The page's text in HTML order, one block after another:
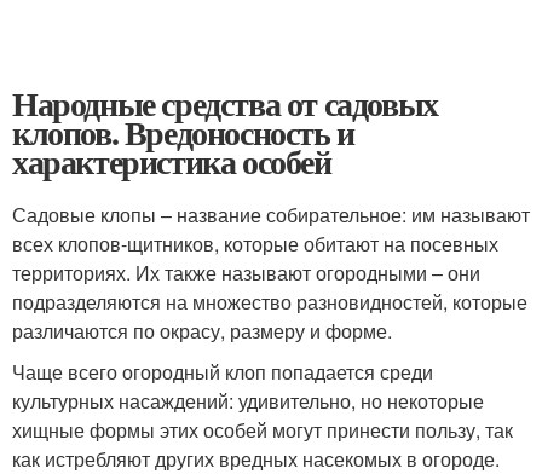
Народные средства от садовых
клопов. Вредоносность и
характеристика особей
Садовые клопы – название собирательное: им называют
всех клопов-щитников, которые обитают на посевных
территориях. Их также называют огородными – они
подразделяются на множество разновидностей, которые
различаются по окрасу, размеру и форме.
Чаще всего огородный клоп попадается среди
культурных насаждений: удивительно, но некоторые
хищные формы этих особей могут принести пользу, так
как истребляют других вредных насекомых в огороде.